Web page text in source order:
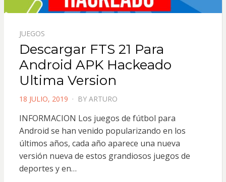
JUEGOS
Descargar FTS 21 Para
Android APK Hackeado
Ultima Version
POSTED
18 JULIO, 2019 BY ARTURO
INFORMACION Los juegos de fútbol para
Android se han venido popularizando en los
últimos años, cada año aparece una nueva
versión nueva de estos grandiosos juegos de
deportes y en…